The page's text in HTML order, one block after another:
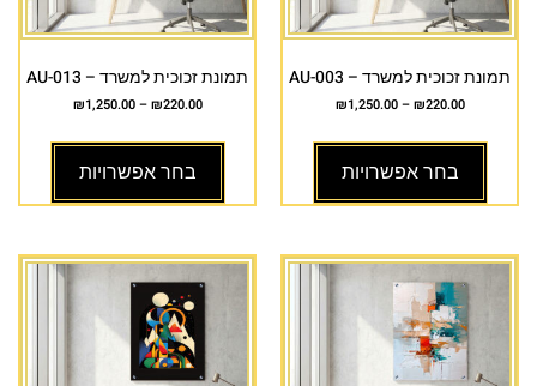
תמונת זכוכית למשרד – AU-003
₪220.00
–
₪1,250.00
בחר אפשרויות
תמונת זכוכית למשרד – AU-013
₪220.00
–
₪1,250.00
בחר אפשרויות